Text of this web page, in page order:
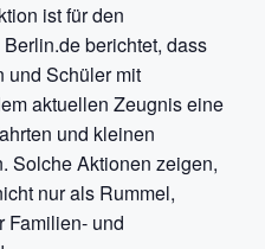
ist für den
berichtet, dass
und Schüler mit
aktuellen Zeugnis eine
und kleinen
Solche Aktionen zeigen,
nur als Rummel,
Familien- und